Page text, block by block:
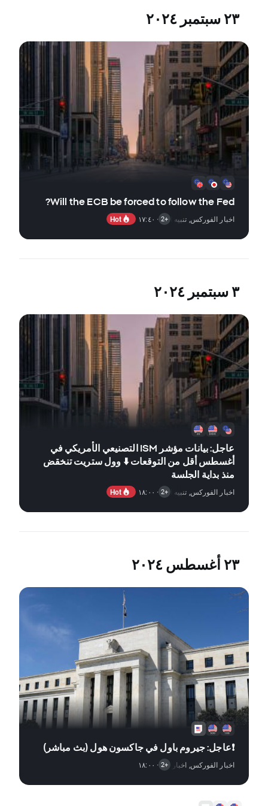
٢٣ سبتمبر ٢٠٢٤
Will the ECB be forced to follow the Fed?
اخبار الفوركس, تنبيه السوق,اخبار الأسهم +2 · ١٧:٤٠ Hot
٣ سبتمبر ٢٠٢٤
عاجل: بيانات مؤشر ISM التصنيعي الأمريكي في
أغسطس أقل من التوقعات ⬇️ وول ستريت تنخقض
منذ بداية الجلسة
اخبار الفوركس, تنبيه السوق ,التقارير الاقتصادية +2 · ١٨:٠٠ Hot
٢٣ أغسطس ٢٠٢٤
❗عاجل: جيروم باول في جاكسون هول (بث مباشر)
اخبار الفوركس, اخبار المؤشرات, +2 · ١٨:٠٠